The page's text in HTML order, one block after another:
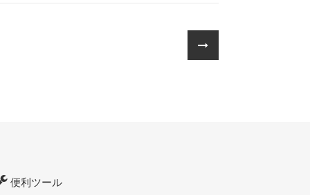
便利ツール